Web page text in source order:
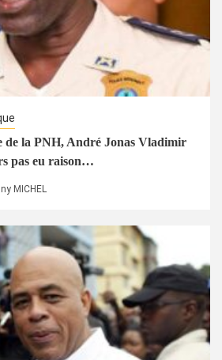
de la PNH, André Jonas Vladimir
pas eu raison…
MICHEL